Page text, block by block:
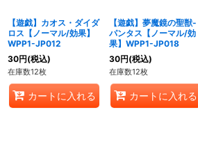
【遊戯】カオス・ダイダ
ロス【ノーマル/効果】
WPP1-JP012
30円(税込)
在庫数12枚
カートに入れる
【遊戯】夢魔鏡の聖獣-
パンタス【ノーマル/効
果】WPP1-JP018
30円(税込)
在庫数12枚
カートに入れる